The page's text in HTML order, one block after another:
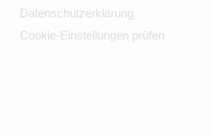
Datenschutzerklärung
Cookie-Einstellungen prüfen